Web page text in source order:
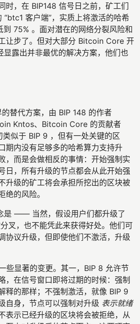
时，在 BIP148 信号日之前，矿工们
“btc1 客户端”，实质上将激活的哈希
75% 。面对潜在的网络分裂风险和
让步了。但对大部分 Bitcoin Core 开
显露出并非最优的解决方案，他们也
替代方案，由 BIP 148 的作者
Kntos、Bitcoin Core 的贡献者
似于 BIP 9 ，但有一处关键的区
期内没有足够多的哈希算力支持升
，而是会做相反的事情：开始强制实
日，所有升级的节点都会从此开始强
升级的矿工将会承担所挖出的区块被
绝的风险。
是 —— 当然，假设用户们都升级了
叉，也不能凭此来获得好处。他们可
协议升级，但即使他们不激活，升级
些显著的变更。其一，BIP 8 允许节
，在信号窗口即将过期的时候：强制
释的那样；不强制激活，就像 BIP 9
自身，节点可以强制对升级 表示就绪
表示已经升级的区块将会被拒绝，从